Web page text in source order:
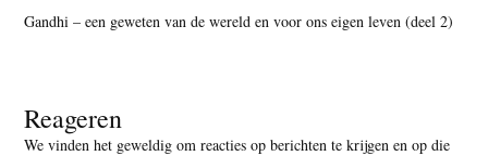
Gandhi – een geweten van de wereld en voor ons eigen leven (deel 2)
Reageren
We vinden het geweldig om reacties op berichten te krijgen en op die